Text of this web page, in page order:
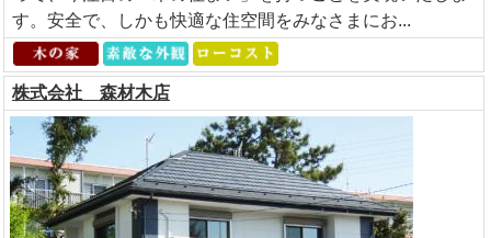
す。安全で、しかも快適な住空間をみなさまにお...
株式会社 森材木店